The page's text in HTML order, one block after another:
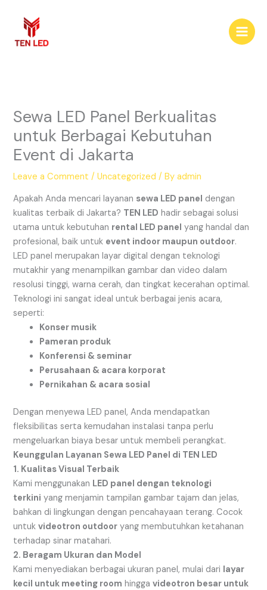
content
Sewa LED Panel Berkualitas
untuk Berbagai Kebutuhan
Event di Jakarta
Leave a Comment /Uncategorized / Byadmin
Apakah Anda mencari layanan sewa LED panel dengan
kualitas terbaik di Jakarta? TEN LED hadir sebagai solusi
utama untuk kebutuhan rental LED panel yang handal dan
profesional, baik untuk event indoor maupun outdoor.
LED panel merupakan layar digital dengan teknologi
mutakhir yang menampilkan gambar dan video dalam
resolusi tinggi, warna cerah, dan tingkat kecerahan optimal.
Teknologi ini sangat ideal untuk berbagai jenis acara,
seperti:
Konser musik
Pameran produk
Konferensi & seminar
Perusahaan & acara korporat
Pernikahan & acara sosial
Dengan menyewa LED panel, Anda mendapatkan
fleksibilitas serta kemudahan instalasi tanpa perlu
mengeluarkan biaya besar untuk membeli perangkat.
Keunggulan Layanan Sewa LED Panel di TEN LED
1. Kualitas Visual Terbaik
Kami menggunakan LED panel dengan teknologi
terkini yang menjamin tampilan gambar tajam dan jelas,
bahkan di lingkungan dengan pencahayaan terang. Cocok
untukvideotron outdoor yang membutuhkan ketahanan
terhadap sinar matahari.
2. Beragam Ukuran dan Model
Kami menyediakan berbagai ukuran panel, mulai dari layar
kecil untuk meeting room hinggavideotron besar untuk